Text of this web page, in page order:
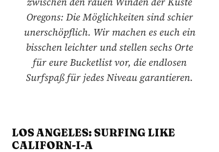
Oregons: Die Möglichkeiten sind schier
unerschöpflich. Wir machen es euch ein
bisschen leichter und stellen sechs Orte
für eure Bucketlist vor, die endlosen
Surfspaß für jedes Niveau garantieren.
LOS ANGELES: SURFING LIKE
CALIFORN-I-A